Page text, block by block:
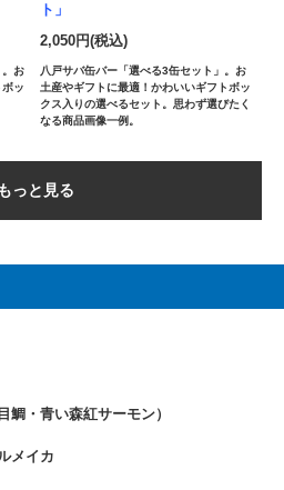
。お
ッ
ト」
2,050円(税込)
八戸サバ缶バー「選べる3缶セット」。お
土産やギフトに最適！かわいいギフトボッ
クス入りの選べるセット。思わず選びたく
なる商品画像一例。
もっと見る
鯛・青い森紅サーモン）
メイカ